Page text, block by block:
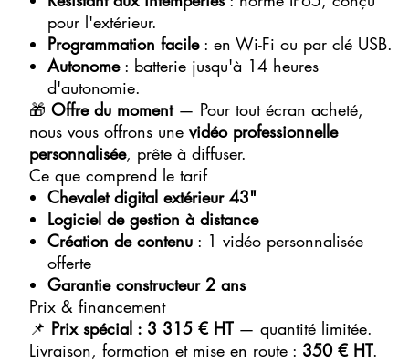
pour l'extérieur.
Programmation facile: en Wi-Fi ou par clé USB.
Autonome: batterie jusqu'à 14 heures
d'autonomie.
🎁 Offre du moment— Pour tout écran acheté,
nous vous offrons une vidéo professionnelle
personnalisée, prête à diffuser.
Ce que comprend le tarif
Chevalet digital extérieur 43"
Logiciel de gestion à distance
Création de contenu: 1 vidéo personnalisée
offerte
Garantie constructeur 2 ans
Prix & financement
📌 Prix spécial : 3 315 € HT— quantité limitée.
Livraison, formation et mise en route : 350 € HT.